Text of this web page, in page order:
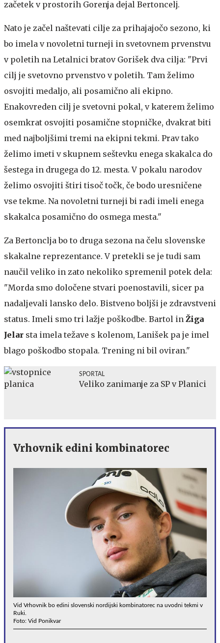
začetek v prostorih Gorenja dejal Bertoncelj.
Nato je začel naštevati cilje za prihajajočo sezono, ki
bo imela v novoletni turneji in svetovnem prvenstvu
v poletih na Letalnici bratov Gorišek dva cilja: "Prvi
cilj je svetovno prvenstvo v poletih. Tam želimo
osvojiti medaljo, ali posamično ali ekipno.
Enakovreden cilj je svetovni pokal, v katerem želimo
osemkrat osvojiti posamične stopničke, dvakrat biti
med najboljšimi tremi na ekipni tekmi. Prav tako
želimo imeti v skupnem seštevku enega skakalca do
šestega in drugega do 12. mesta. V pokalu narodov
želimo osvojiti štiri tisoč točk, če bodo uresničene
vse tekme. Na novoletni turneji bi radi imeli enega
skakalca posamično do osmega mesta."
Za Bertonclja bo to druga sezona na čelu slovenske
skakalne reprezentance. V pretekli se je tudi sam
naučil veliko in zato nekoliko spremenil potek dela:
"Morda smo določene stvari poenostavili, sicer pa
nadaljevali lansko delo. Bistveno boljši je zdravstveni
status. Imeli smo tri lažje poškodbe. Bartol in Žiga
Jelar sta imela težave s kolenom, Lanišek pa je imel
blago poškodbo stopala. Trening ni bil oviran."
SPORTAL
Veliko zanimanje za SP v Planici
Vrhovnik edini kombinatorec
Vid Vrhovnik bo edini slovenski nordijski kombinatorec na uvodni tekmi v
Ruki.
Foto: Vid Ponikvar